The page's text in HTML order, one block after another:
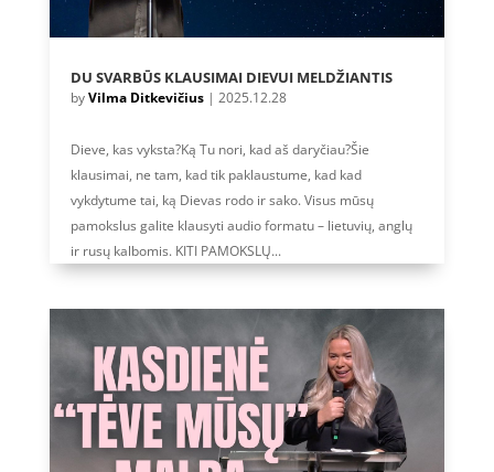
DU SVARBŪS KLAUSIMAI DIEVUI MELDŽIANTIS
byVilma Ditkevičius| 2025.12.28
Dieve, kas vyksta?Ką Tu nori, kad aš daryčiau?Šie
klausimai, ne tam, kad tik paklaustume, kad kad
vykdytume tai, ką Dievas rodo ir sako. Visus mūsų
pamokslus galite klausyti audio formatu – lietuvių, anglų
ir rusų kalbomis. KITI PAMOKSLŲ...